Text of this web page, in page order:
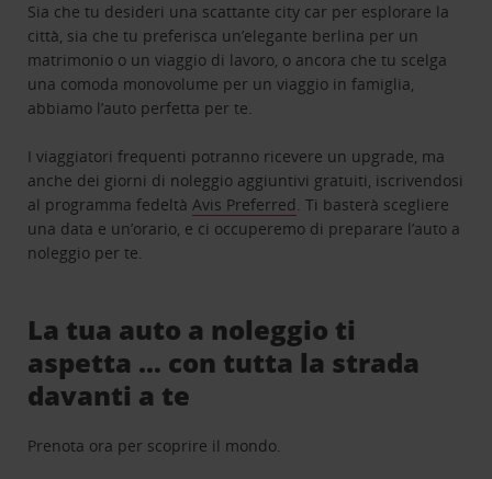
Sia che tu desideri una scattante city car per esplorare la
città, sia che tu preferisca un’elegante berlina per un
matrimonio o un viaggio di lavoro, o ancora che tu scelga
una comoda monovolume per un viaggio in famiglia,
abbiamo l’auto perfetta per te.
I viaggiatori frequenti potranno ricevere un upgrade, ma
anche dei giorni di noleggio aggiuntivi gratuiti, iscrivendosi
al programma fedeltàAvis Preferred. Ti basterà scegliere
una data e un’orario, e ci occuperemo di preparare l’auto a
noleggio per te.
La tua auto a noleggio ti
aspetta … con tutta la strada
davanti a te
Prenota ora per scoprire il mondo.